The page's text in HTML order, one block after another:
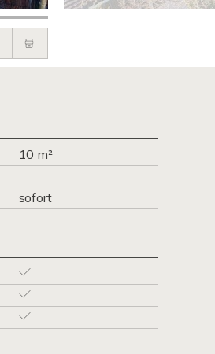
10 m²
sofort